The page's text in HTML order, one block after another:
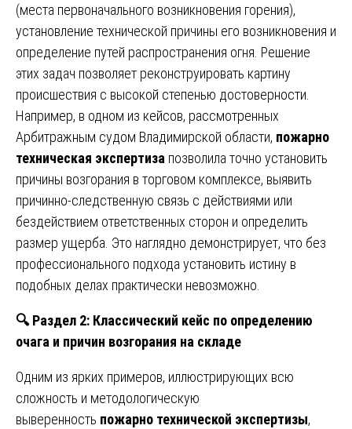
(места первоначального возникновения горения),
установление технической причины его возникновения и
определение путей распространения огня. Решение
этих задач позволяет реконструировать картину
происшествия с высокой степенью достоверности.
Например, в одном из кейсов, рассмотренных
Арбитражным судом Владимирской области, пожарно
техническая экспертиза позволила точно установить
причины возгорания в торговом комплексе, выявить
причинно-следственную связь с действиями или
бездействием ответственных сторон и определить
размер ущерба. Это наглядно демонстрирует, что без
профессионального подхода установить истину в
подобных делах практически невозможно.
🔍Раздел 2: Классический кейс по определению
очага и причин возгорания на складе
Одним из ярких примеров, иллюстрирующих всю
сложность и методологическую
выверенность пожарно технической экспертизы,